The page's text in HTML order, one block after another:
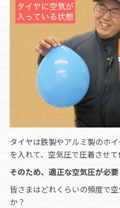
タイヤは鉄製やアルミ製のホ
を入れて、空気圧で圧着させて
そのため、適正な空気圧が必要
皆さまはどれくらいの頻度で
か？